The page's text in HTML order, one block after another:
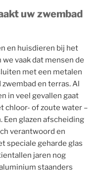
uw zwembad
en huisdieren bij het
vaak dat mensen de
met een metalen
zwembad en terras. Al
in veel gevallen gaat
chloor- of zoute water –
glazen afscheiding
verantwoord en
speciale geharde glas
jaren nog
staanders